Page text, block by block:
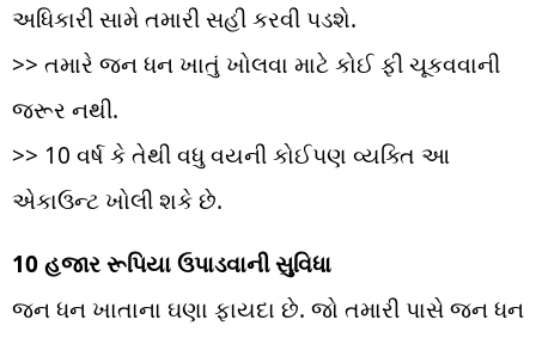
— State Bank of India (@TheOfficialSBI)
February 6, 2021
અધિકારી સામે તમારી સહી કરવી પડશે.
>> તમારે જન ધન ખાતું ખોલવા માટે કોઈ ફી ચૂકવવાની
જરૂર નથી.
>> 10 વર્ષ કે તેથી વધુ વયની કોઈપણ વ્યક્તિ આ
એકાઉન્ટ ખોલી શકે છે.
10 હજાર રૂપિયા ઉપાડવાની સુવિધા
જન ધન ખાતાના ઘણા ફાયદા છે. જો તમારી પાસે જન ધન